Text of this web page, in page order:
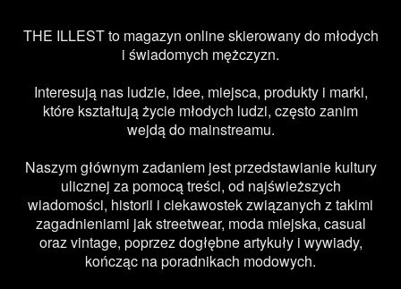
THE ILLEST to magazyn online skierowany do młodych
i świadomych mężczyzn.
Interesują nas ludzie, idee, miejsca, produkty i marki,
które kształtują życie młodych ludzi, często zanim
wejdą do mainstreamu.
Naszym głównym zadaniem jest przedstawianie kultury
ulicznej za pomocą treści, od najświeższych
wiadomości, historii i ciekawostek związanych z takimi
zagadnieniami jak streetwear, moda miejska, casual
oraz vintage, poprzez dogłębne artykuły i wywiady,
kończąc na poradnikach modowych.